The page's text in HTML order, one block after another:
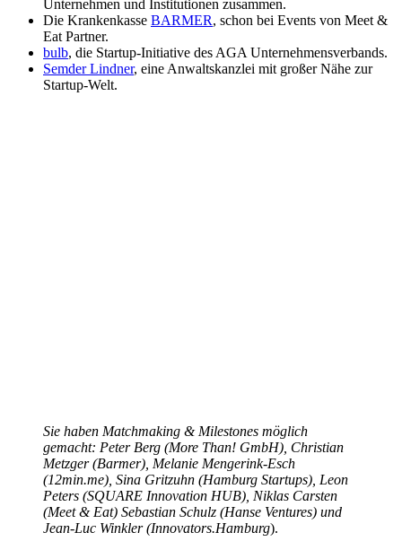
Unternehmen und Institutionen zusammen.
Die Krankenkasse BARMER, schon bei Events von Meet &
Eat Partner.
bulb, die Startup-Initiative des AGA Unternehmensverbands.
Semder Lindner, eine Anwaltskanzlei mit großer Nähe zur
Startup-Welt.
Sie haben Matchmaking & Milestones möglich
gemacht: Peter Berg (More Than! GmbH), Christian
Metzger (Barmer), Melanie Mengerink-Esch
(12min.me), Sina Gritzuhn (Hamburg Startups), Leon
Peters (SQUARE Innovation HUB), Niklas Carsten
(Meet & Eat) Sebastian Schulz (Hanse Ventures) und
Jean-Luc Winkler (Innovators.Hamburg).